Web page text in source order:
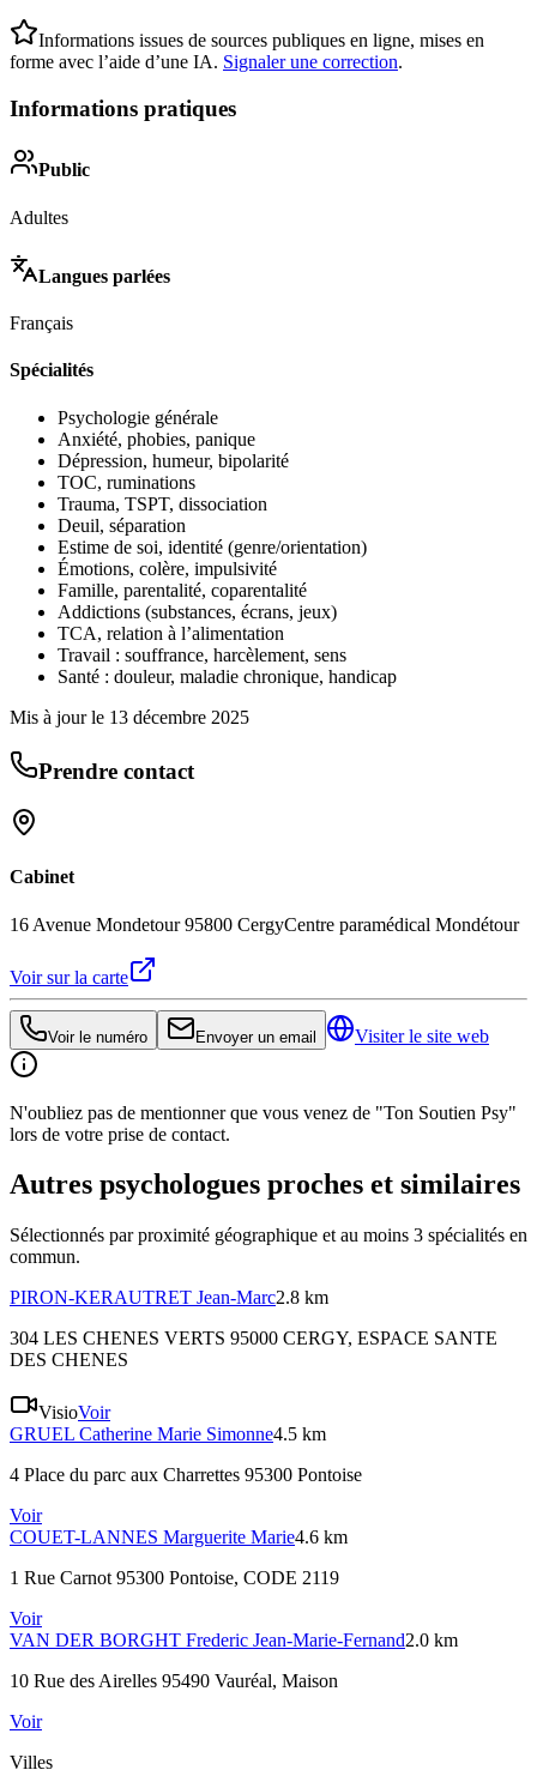
Informations issues de sources publiques en ligne, mises en
forme avec l’aide d’une IA. Signaler une correction.
Informations pratiques
Public
Adultes
Langues parlées
Français
Spécialités
Psychologie générale
Anxiété, phobies, panique
Dépression, humeur, bipolarité
TOC, ruminations
Trauma, TSPT, dissociation
Deuil, séparation
Estime de soi, identité (genre/orientation)
Émotions, colère, impulsivité
Famille, parentalité, coparentalité
Addictions (substances, écrans, jeux)
TCA, relation à l’alimentation
Travail : souffrance, harcèlement, sens
Santé : douleur, maladie chronique, handicap
Mis à jour le 13 décembre 2025
Prendre contact
Cabinet
16 Avenue Mondetour 95800 CergyCentre paramédical Mondétour
Voir sur la carte
Voir le numéro Envoyer un email Visiter le site web
N'oubliez pas de mentionner que vous venez de "Ton Soutien Psy"
lors de votre prise de contact.
Autres psychologues proches et similaires
Sélectionnés par proximité géographique et au moins 3 spécialités en
commun.
PIRON-KERAUTRET Jean-Marc2.8 km
304 LES CHENES VERTS 95000 CERGY, ESPACE SANTE
DES CHENES
VisioVoir
GRUEL Catherine Marie Simonne4.5 km
4 Place du parc aux Charrettes 95300 Pontoise
Voir
COUET-LANNES Marguerite Marie4.6 km
1 Rue Carnot 95300 Pontoise, CODE 2119
Voir
VAN DER BORGHT Frederic Jean-Marie-Fernand2.0 km
10 Rue des Airelles 95490 Vauréal, Maison
Voir
Villes